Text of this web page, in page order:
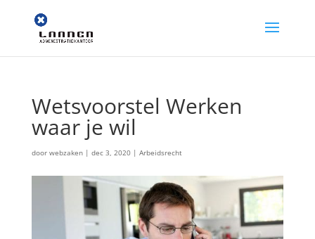
Wetsvoorstel Werken
waar je wil
door webzaken| dec 3, 2020| Arbeidsrecht